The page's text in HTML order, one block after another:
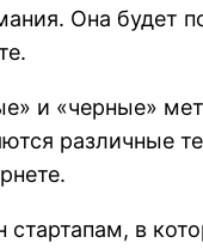
Она будет
и «черные»
различные
в